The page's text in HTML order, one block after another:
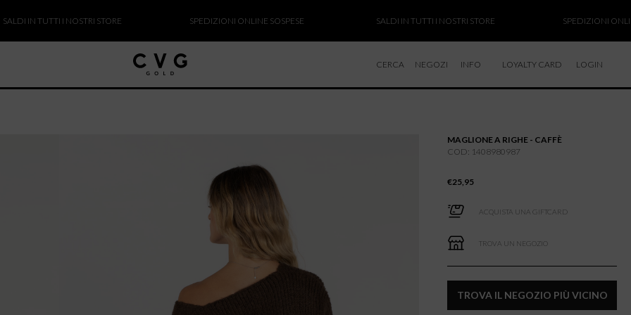
TUTTI I NOSTRI STORE SPEDIZIONI ONLINE SOSPESE SALDI IN TUTTI I NOSTRI STORE SPEDIZIONI ONLINE
CERCA NEGOZI INFO
RESI E RIMBORSI
LOYALTY CARD LOGIN
MAGLIONE A RIGHE - CAFFÈ
COD: 1408980987
€25,95
ACQUISTA UNA GIFTCARD
TROVA UN NEGOZIO
TROVA IL NEGOZIO PIÙ VICINO